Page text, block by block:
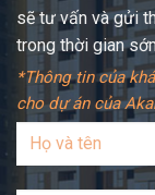
sẽ tư vấn và gửi
trong thời gian
*Thông tin của
cho dự án của